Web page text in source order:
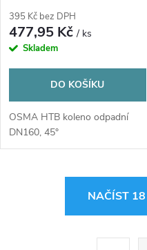
395 Kč bez DPH
477,95 Kč/ ks
Skladem
DO KOŠÍKU
OSMA HTB koleno odpadní
DN160, 45°
NAČÍST